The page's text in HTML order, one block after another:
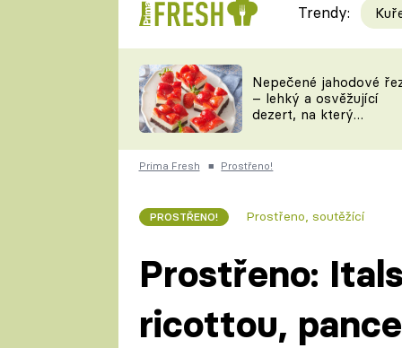
TEĎ VAŘÍ ŠÉF!
ČESKO NA TALÍŘI
KUCHAŘKA
Trendy:
Nepečené jahodové
– lehký a osvěžující
dezert, na který
Prima Fresh ■ Prostřeno!
PROSTŘENO! Prostřeno, soutěžící
Prostřeno:
ricottou,